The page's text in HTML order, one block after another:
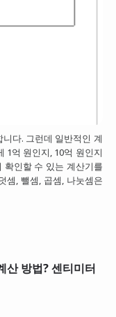
다. 그런데 일반적인 계
1억 원인지, 10억 원인지
확인할 수 있는 계산기를
셈, 뺄셈, 곱셈, 나눗셈은
산 방법? 센티미터